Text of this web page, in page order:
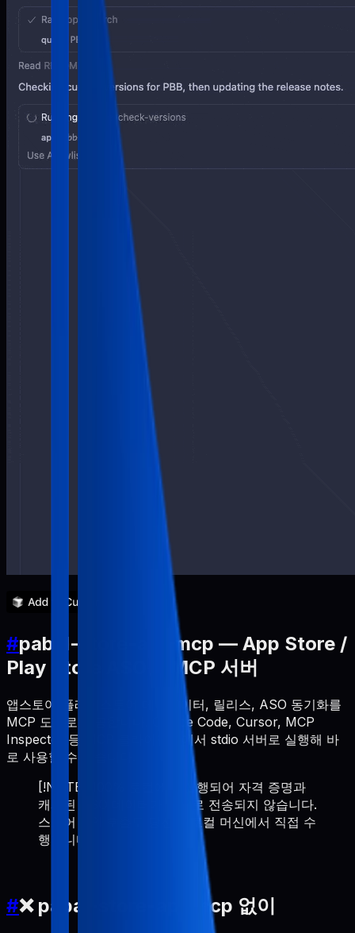
#pabal-store-api-mcp — App Store /
Play Store ASO용 MCP 서버
앱스토어/플레이스토어 메타데이터, 릴리스, ASO 동기화를
MCP 도구로 제공합니다. Claude Code, Cursor, MCP
Inspector 등 MCP 클라이언트에서 stdio 서버로 실행해 바
로 사용할 수 있습니다.
[!NOTE] 100% 로컬에서 실행되어 자격 증명과
캐시된 ASO 데이터가 외부로 전송되지 않습니다.
스토어 API 호출도 당신의 로컬 머신에서 직접 수
행합니다.
#❌ pabal-store-api-mcp 없이